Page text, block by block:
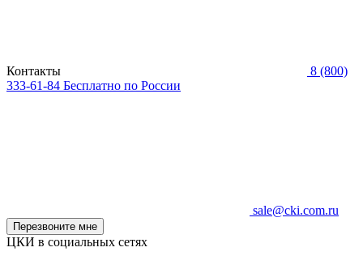
Контакты
8 (800)
333-61-84 Бесплатно по России
sale@cki.com.ru
Перезвоните мне
ЦКИ в социальных сетях